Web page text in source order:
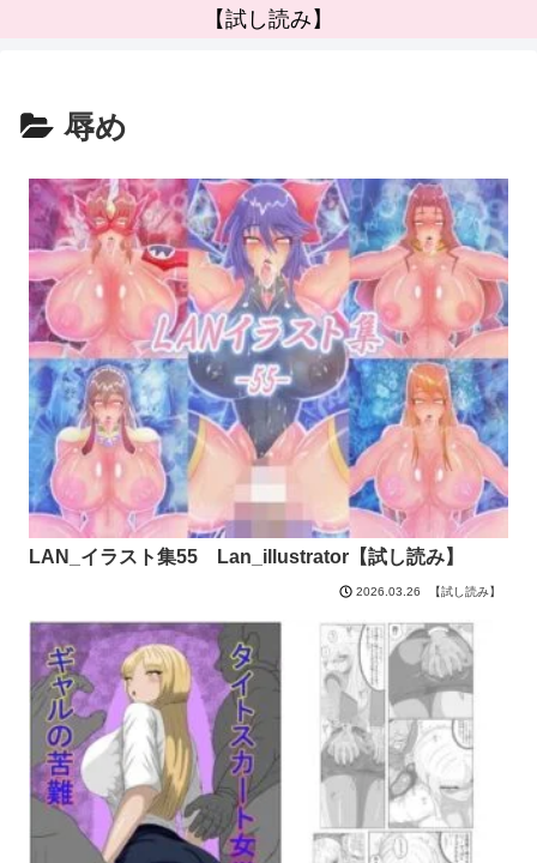
【試し読み】
辱め
LAN_イラスト集55 Lan_illustrator【試し読み】
2026.03.26 【試し読み】